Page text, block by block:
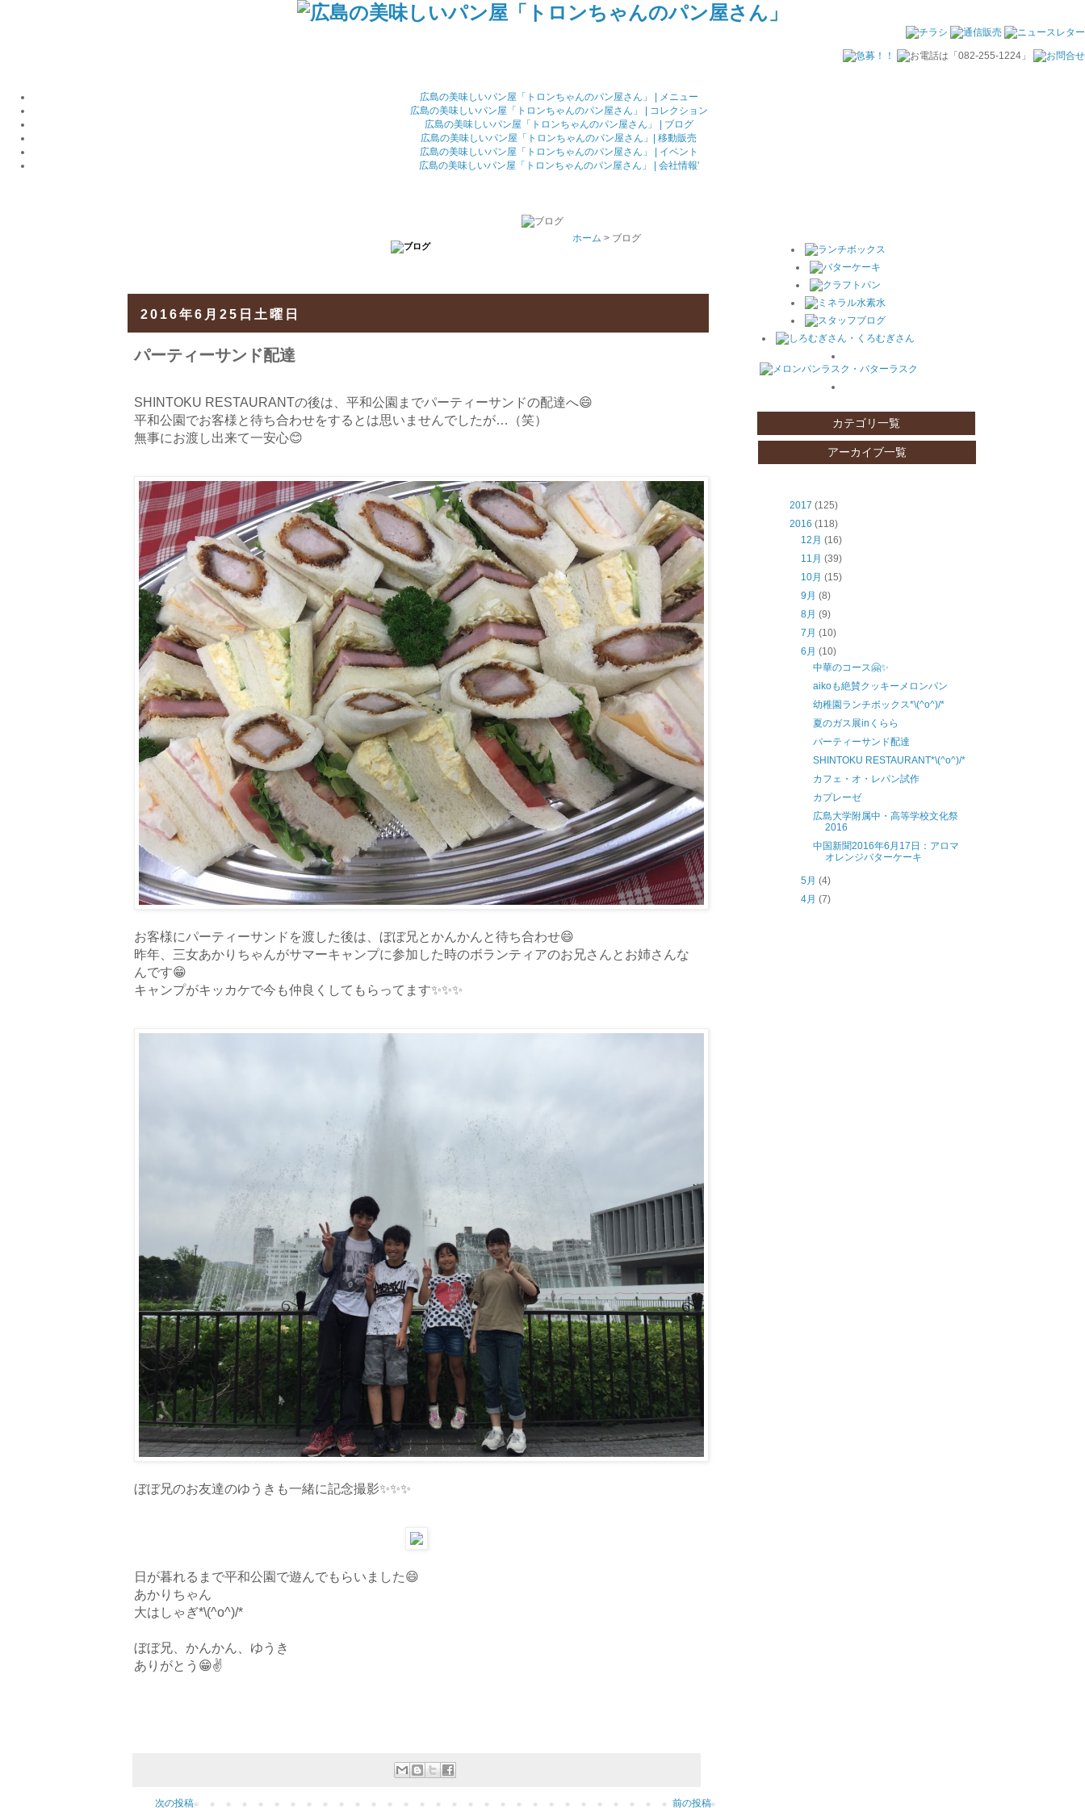
広島の美味しいパン屋「トロンちゃんのパン屋さん」 | メニュー
広島の美味しいパン屋「トロンちゃんのパン屋さん」 | コレクション
広島の美味しいパン屋「トロンちゃんのパン屋さん」 | ブログ
広島の美味しいパン屋「トロンちゃんのパン屋さん」| 移動販売
広島の美味しいパン屋「トロンちゃんのパン屋さん」 | イベント
広島の美味しいパン屋「トロンちゃんのパン屋さん」 | 会社情報'
ホーム > ブログ
2016年6月25日土曜日
パーティーサンド配達
SHINTOKU RESTAURANTの後は、平和公園までパーティーサンドの配達へ😄
平和公園でお客様と待ち合わせをするとは思いませんでしたが…（笑）
無事にお渡し出来て一安心😊
お客様にパーティーサンドを渡した後は、ぼぼ兄とかんかんと待ち合わせ😄
昨年、三女あかりちゃんがサマーキャンプに参加した時のボランティアのお兄さんとお姉さんな
んです😁
キャンプがキッカケで今も仲良くしてもらってます✨✨✨
ぼぼ兄のお友達のゆうきも一緒に記念撮影✨✨✨
日が暮れるまで平和公園で遊んでもらいました😄
あかりちゃん
大はしゃぎ*\(^o^)/*
ぼぼ兄、かんかん、ゆうき
ありがとう😁✌️
次の投稿 前の投稿
カテゴリ一覧
アーカイブ一覧
2017 (125)
2016 (118)
12月 (16)
11月 (39)
10月 (15)
9月 (8)
8月 (9)
7月 (10)
6月 (10)
中華のコース🤗✨
aikoも絶賛クッキーメロンパン
幼稚園ランチボックス*\(^o^)/*
夏のガス展inくらら
パーティーサンド配達
SHINTOKU RESTAURANT*\(^o^)/*
カフェ・オ・レパン試作
カプレーゼ
広島大学附属中・高等学校文化祭
2016
中国新聞2016年6月17日：アロマ
オレンジバターケーキ
5月 (4)
4月 (7)